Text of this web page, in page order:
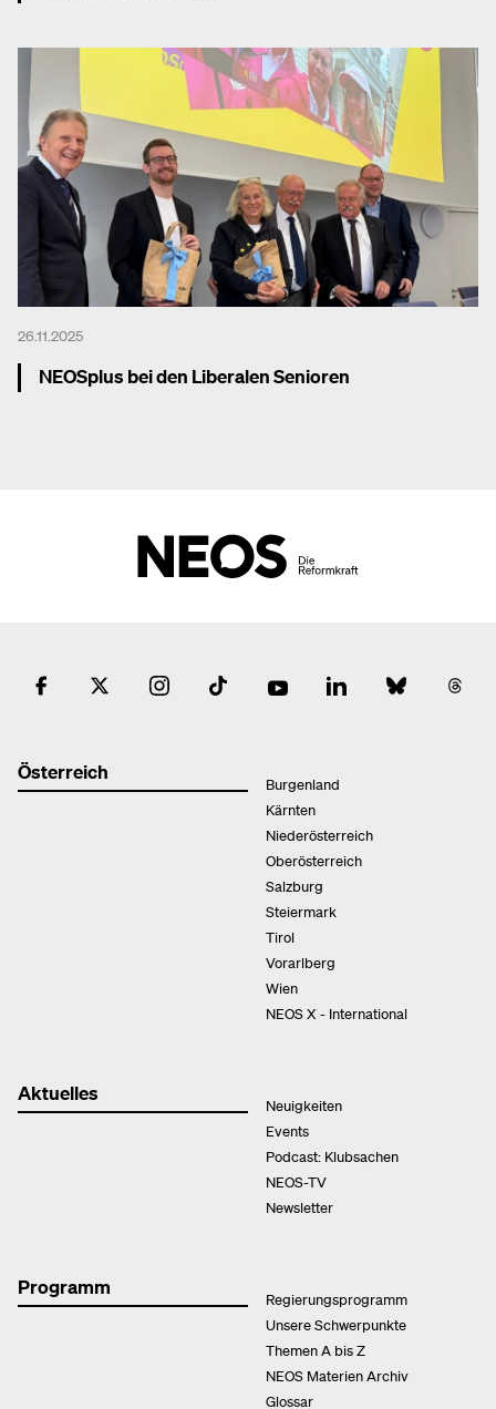
26.11.2025
NEOSplus bei den Liberalen Senioren
Österreich
Burgenland
Kärnten
Niederösterreich
Oberösterreich
Salzburg
Steiermark
Tirol
Vorarlberg
Wien
NEOS X - International
Aktuelles
Neuigkeiten
Events
Podcast: Klubsachen
NEOS-TV
Newsletter
Programm
Regierungsprogramm
Unsere Schwerpunkte
Themen A bis Z
NEOS Materien Archiv
Glossar